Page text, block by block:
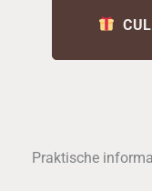
Praktische